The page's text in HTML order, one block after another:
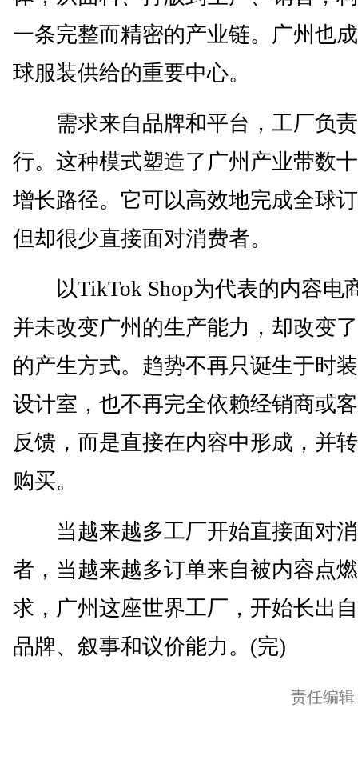
一条完整而精密的产业链。广州也
球服装供给的重要中心。
需求来自品牌和平台，工厂负
行。这种模式塑造了广州产业带数
增长路径。它可以高效地完成全球
但却很少直接面对消费者。
以TikTok Shop为代表的内容电
并未改变广州的生产能力，却改变
的产生方式。趋势不再只诞生于时
设计室，也不再完全依赖经销商或
反馈，而是直接在内容中形成，并
购买。
当越来越多工厂开始直接面对
者，当越来越多订单来自被内容点
求，广州这座世界工厂，开始长出
品牌、叙事和议价能力。(完)
责任编